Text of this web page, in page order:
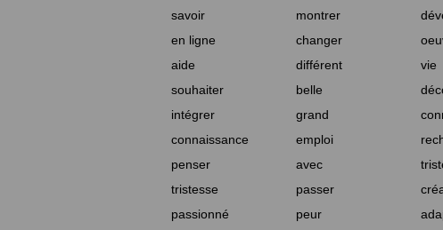
savoir
montrer
en ligne
changer
aide
différent vie
souhaiter
belle
intégrer
grand
connaissance
emploi
penser
avec
tristesse
passer
passionné
peur